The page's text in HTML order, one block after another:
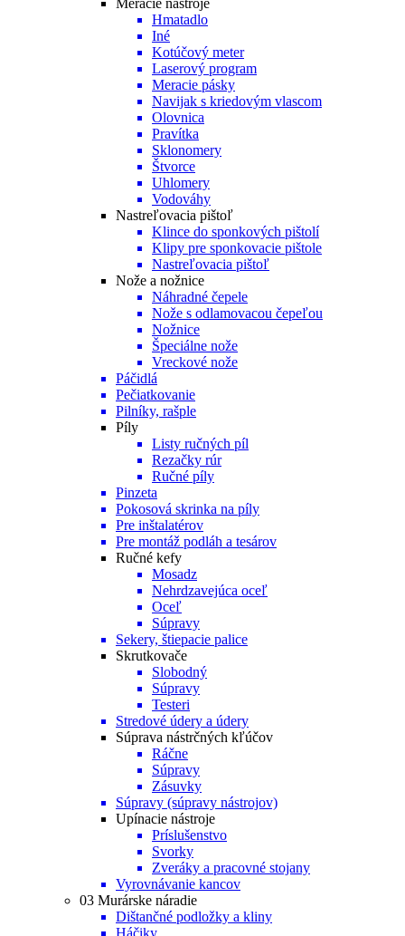
Meracie nástroje
Hmatadlo
Iné
Kotúčový meter
Laserový program
Meracie pásky
Navijak s kriedovým vlascom
Olovnica
Pravítka
Sklonomery
Štvorce
Uhlomery
Vodováhy
Nastreľovacia pištoľ
Klince do sponkových pištolí
Klipy pre sponkovacie pištole
Nastreľovacia pištoľ
Nože a nožnice
Náhradné čepele
Nože s odlamovacou čepeľou
Nožnice
Špeciálne nože
Vreckové nože
Páčidlá
Pečiatkovanie
Pilníky, rašple
Píly
Listy ručných píl
Rezačky rúr
Ručné píly
Pinzeta
Pokosová skrinka na píly
Pre inštalatérov
Pre montáž podláh a tesárov
Ručné kefy
Mosadz
Nehrdzavejúca oceľ
Oceľ
Súpravy
Sekery, štiepacie palice
Skrutkovače
Slobodný
Súpravy
Testeri
Stredové údery a údery
Súprava nástrčných kľúčov
Ráčne
Súpravy
Zásuvky
Súpravy (súpravy nástrojov)
Upínacie nástroje
Príslušenstvo
Svorky
Zveráky a pracovné stojany
Vyrovnávanie kancov
03 Murárske náradie
Dištančné podložky a kliny
Háčiky